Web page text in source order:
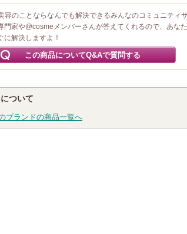
容のことならなんでも解決できるみんなのコミュニティサ
門家や@cosmeメンバーさんが答えてくれるので、あな
に解決しますよ！
この商品についてQ&Aで質問する
ついて
ブランドの商品一覧へ